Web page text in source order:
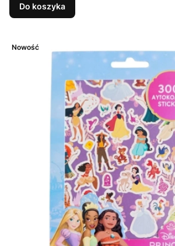
Do koszyka
Nowość